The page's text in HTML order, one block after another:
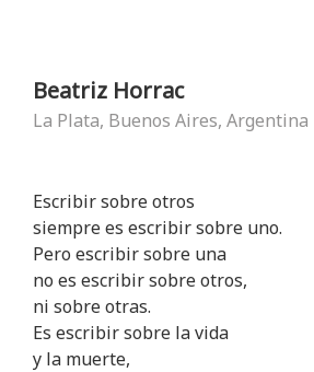
Beatriz Horrac
La Plata, Buenos Aires, Argentina
Escribir sobre otros
siempre es escribir sobre uno.
Pero escribir sobre una
no es escribir sobre otros,
ni sobre otras.
Es escribir sobre la vida
y la muerte,